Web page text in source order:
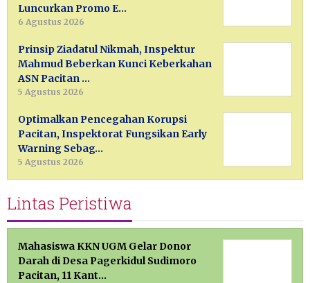
Luncurkan Promo E…
6 Agustus 2026
Prinsip Ziadatul Nikmah, Inspektur
Mahmud Beberkan Kunci Keberkahan
ASN Pacitan …
5 Agustus 2026
Optimalkan Pencegahan Korupsi
Pacitan, Inspektorat Fungsikan Early
Warning Sebag…
5 Agustus 2026
Lintas Peristiwa
Mahasiswa KKN UGM Gelar Donor
Darah di Desa Pagerkidul Sudimoro
Pacitan, 11 Kant…